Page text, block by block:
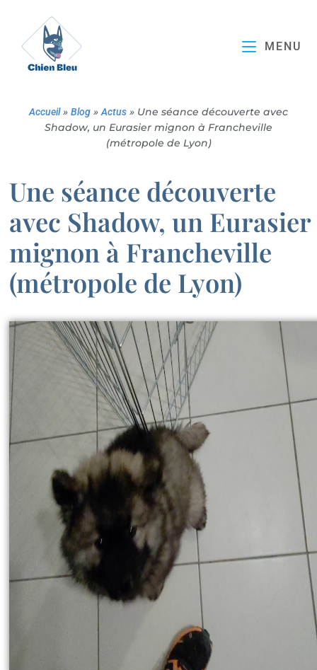
MENU
Accueil» Blog » Actus » Une séance découverte avec
Shadow, un Eurasier mignon à Francheville
(métropole de Lyon)
Une séance découverte
avec Shadow, un Eurasier
mignon à Francheville
(métropole de Lyon)